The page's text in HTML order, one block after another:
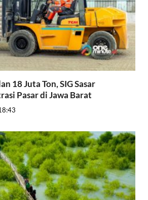
18 Juta Ton, SIG Sasar
Pasar di Jawa Barat